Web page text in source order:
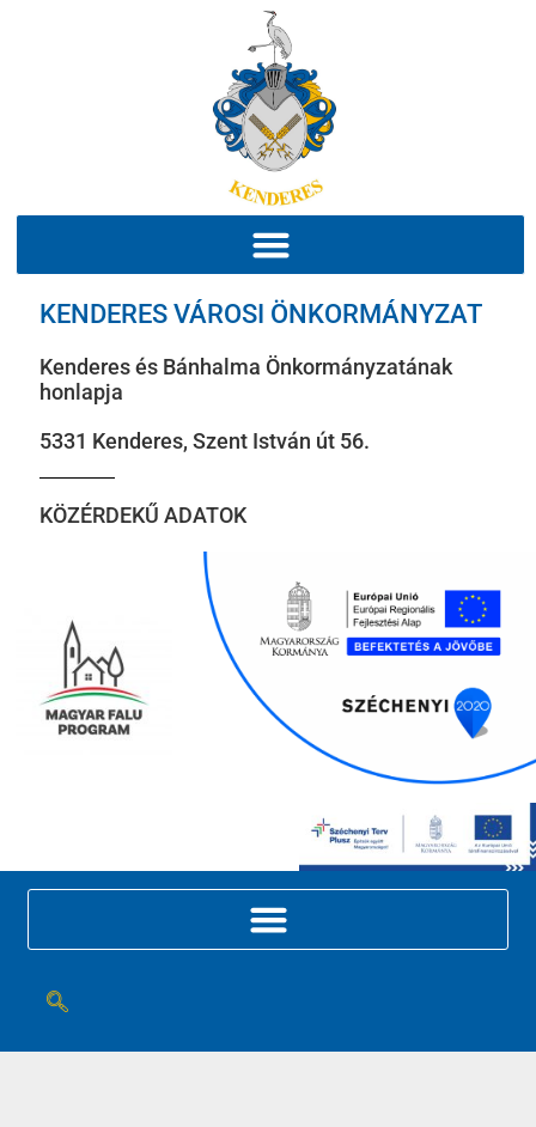
KENDERES VÁROSI ÖNKORMÁNYZAT
Kenderes és Bánhalma Önkormányzatának
honlapja
5331 Kenderes, Szent István út 56.
KÖZÉRDEKŰ ADATOK